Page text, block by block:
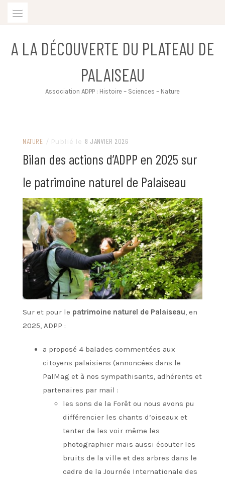
A LA DÉCOUVERTE DU PLATEAU DE
PALAISEAU
Association ADPP : Histoire – Sciences – Nature
NATURE / Publié le 8 JANVIER 2026
Bilan des actions d’ADPP en 2025 sur
le patrimoine naturel de Palaiseau
Sur et pour le patrimoine naturel de Palaiseau, en
2025, ADPP :
a proposé 4 balades commentées aux
citoyens palaisiens (annoncées dans le
PalMag et à nos sympathisants, adhérents et
partenaires par mail :
les sons de la Forêt ou nous avons pu
différencier les chants d’oiseaux et
tenter de les voir même les
photographier mais aussi écouter les
bruits de la ville et des arbres dans le
cadre de la Journée Internationale des